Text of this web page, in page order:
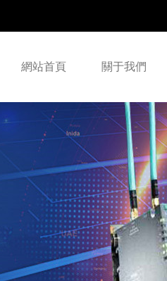
網站首頁 關于我們